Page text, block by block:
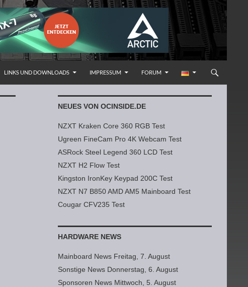
LINKS UND DOWNLOADS IMPRESSUM FORUM
NEUES VON OCINSIDE.DE
NZXT Kraken Core 360 RGB Test
Ugreen FineCam Pro 4K Webcam Test
ASRock Steel Legend 360 LCD Test
NZXT H2 Flow Test
Kingston IronKey Keypad 200C Test
NZXT N7 B850 AMD AM5 Mainboard Test
Cougar CFV235 Test
HARDWARE NEWS
Mainboard News Freitag, 7. August
Sonstige News Donnerstag, 6. August
Sponsoren News Mittwoch, 5. August